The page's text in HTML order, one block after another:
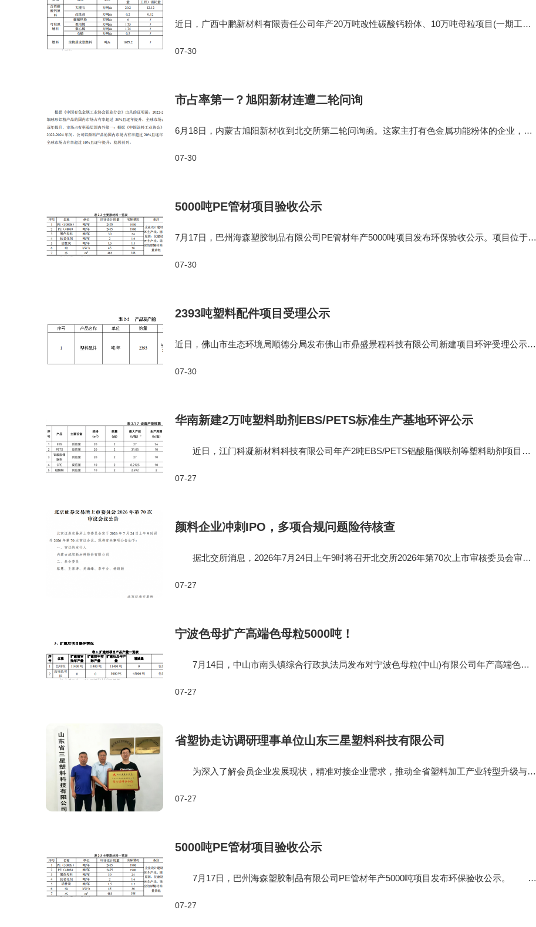
近日，广西中鹏新材料有限责任公司年产20万吨改性碳酸钙粉体、10万吨母粒项目(一期工程)
目预计总投资8800万元，环保投资196.5
07-30
市占率第一？旭阳新材连遭二轮问询
6月18日，内蒙古旭阳新材收到北交所第二轮问询函。这家主打有色金属功能粉体的企业，球
2024年营收11.08亿元。本轮问询题直戳业绩
07-30
5000吨PE管材项目验收公示
7月17日，巴州海森塑胶制品有限公司PE管材年产5000吨项目发布环保验收公示。项目位于新
产区、原料堆放区、成品堆放区及办公生
07-30
2393吨塑料配件项目受理公示
近日，佛山市生态环境局顺德分局发布佛山市鼎盛景程科技有限公司新建项目环评受理公示。
面积15738.291968㎡，主体工程包括混料
07-30
华南新建2万吨塑料助剂EBS/PETS标准生产基地环评公示
近日，江门科凝新材料科技有限公司年产2吨EBS/PETS铝酸脂偶联剂等塑料助剂项目建
总建筑面积26240㎡，自用生产区域23000㎡，
07-27
颜料企业冲刺IPO，多项合规问题险待核查
据北交所消息，2026年7月24日上午9时将召开北交所2026年第70次上市审核委员会审议
悉，旭阳新材本次拟向不特定合格投资者公
07-27
宁波色母扩产高端色母粒5000吨！
7月14日，中山市南头镇综合行政执法局发布对宁波色母粒(中山)有限公司年产高端色母
区内进行扩建，本次扩建后项目用地面积
07-27
省塑协走访调研理事单位山东三星塑料科技有限公司
为深入了解会员企业发展现状，精准对接企业需求，推动全省塑料加工产业转型升级与高
星塑料科技有限公司走访调研，实地考察
07-27
5000吨PE管材项目验收公示
7月17日，巴州海森塑胶制品有限公司PE管材年产5000吨项目发布环保验收公示。 项
容包括生产区、原料堆放区、成品堆放区
07-27